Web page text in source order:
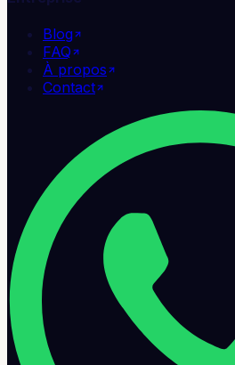
Blog
FAQ
À propos
Contact